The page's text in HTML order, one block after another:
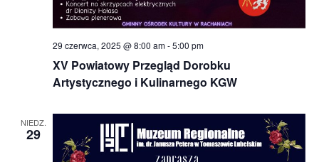
XV Powiatowy Przegląd Dorobku
Artystycznego i Kulinarnego KGW
29 czerwca, 2025 @ 8:00 am-5:00 pm
NIEDZ.
29